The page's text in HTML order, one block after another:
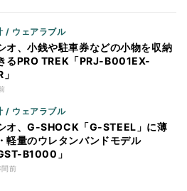
/ ウェアラブル
オ、小銭や駐車券などの小物を収納
るPRO TREK「PRJ-B001EX-
/ ウェアラブル
オ、G-SHOCK「G-STEEL」に薄
軽量のウレタンバンドモデル
B1000」
前